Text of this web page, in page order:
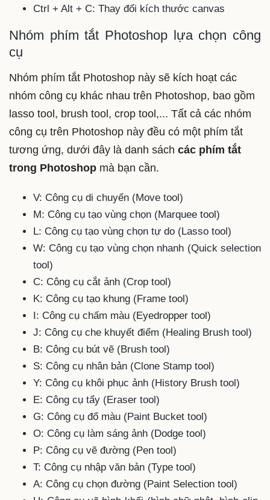
Ctrl + Alt + C: Thay đổi kích thước canvas
Nhóm phím tắt Photoshop lựa chọn công
cụ
Nhóm phím tắt Photoshop này sẽ kích hoạt các
nhóm công cụ khác nhau trên Photoshop, bao gồm
lasso tool, brush tool, crop tool,... Tất cả các nhóm
công cụ trên Photoshop này đều có một phím tắt
tương ứng, dưới đây là danh sách các phím tắt
trong Photoshop mà bạn cần.
V: Công cụ di chuyển (Move tool)
M: Công cụ tạo vùng chọn (Marquee tool)
L: Công cụ tạo vùng chọn tự do (Lasso tool)
W: Công cụ tạo vùng chọn nhanh (Quick selection
tool)
C: Công cụ cắt ảnh (Crop tool)
K: Công cụ tạo khung (Frame tool)
I: Công cụ chấm màu (Eyedropper tool)
J: Công cụ che khuyết điểm (Healing Brush tool)
B: Công cụ bút vẽ (Brush tool)
S: Công cụ nhân bản (Clone Stamp tool)
Y: Công cụ khôi phục ảnh (History Brush tool)
E: Công cụ tẩy (Eraser tool)
G: Công cụ đổ màu (Paint Bucket tool)
O: Công cụ làm sáng ảnh (Dodge tool)
P: Công cụ vẽ đường (Pen tool)
T: Công cụ nhập văn bản (Type tool)
A: Công cụ chọn đường (Paint Selection tool)